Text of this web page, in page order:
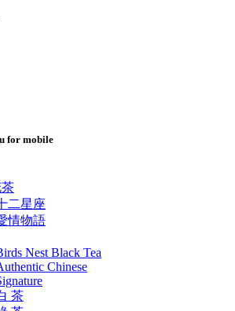
for mobile
二星座
情物語
Nest Black Tea
Chinese
茶